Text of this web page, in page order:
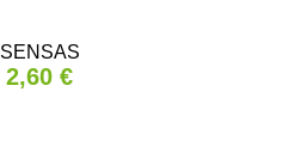
SENSAS
2,60 €